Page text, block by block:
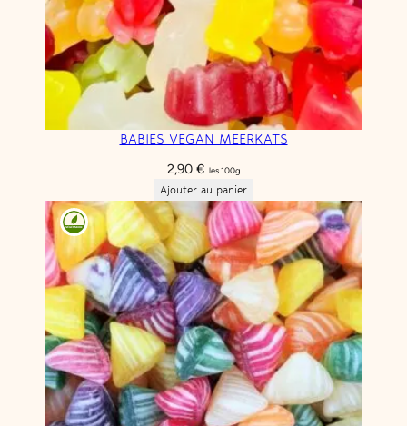
BABIES VEGAN MEERKATS
2,90 € les 100g
Ajouter au panier